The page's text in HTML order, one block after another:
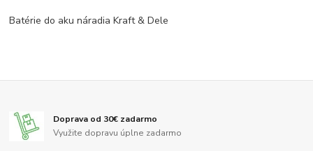
Batérie do aku náradia Kraft & Dele
Doprava od 30€ zadarmo
Využite dopravu úplne zadarmo